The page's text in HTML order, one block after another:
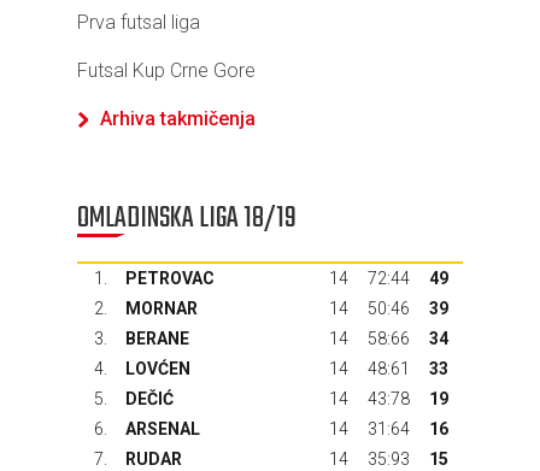
Prva futsal liga
Futsal Kup Crne Gore
Arhiva takmičenja
OMLADINSKA LIGA 18/19
1. PETROVAC 14 72:44
49
2.
MORNAR 14 50:46
39
3.
BERANE 14 58:66
34
4.
LOVĆEN 14 48:61
33
5.
DEČIĆ 14 43:78
19
6.
ARSENAL 14 31:64
16
7.
RUDAR 14 35:93 15